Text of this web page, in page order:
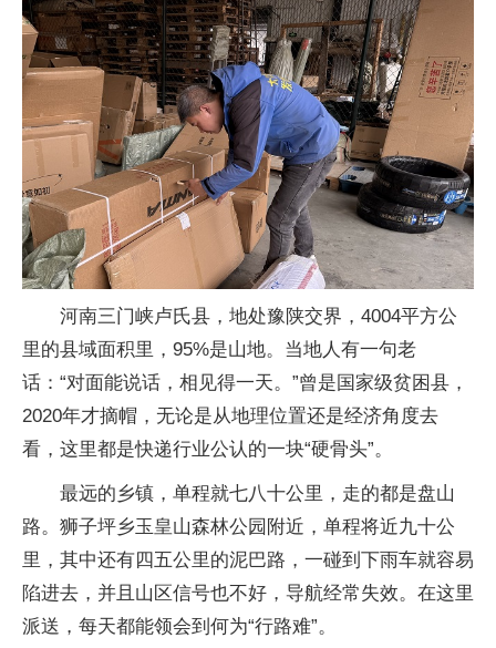
河南三门峡卢氏县，地处豫陕交界，4004平方公
里的县域面积里，95%是山地。当地人有一句老
话：“对面能说话，相见得一天。”曾是国家级贫困县，
2020年才摘帽，无论是从地理位置还是经济角度去
看，这里都是快递行业公认的一块“硬骨头”。
最远的乡镇，单程就七八十公里，走的都是盘山
路。狮子坪乡玉皇山森林公园附近，单程将近九十公
里，其中还有四五公里的泥巴路，一碰到下雨车就容易
陷进去，并且山区信号也不好，导航经常失效。在这里
派送，每天都能领会到何为“行路难”。